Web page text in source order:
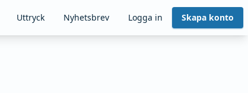
Uttryck Nyhetsbrev Logga in Skapa konto